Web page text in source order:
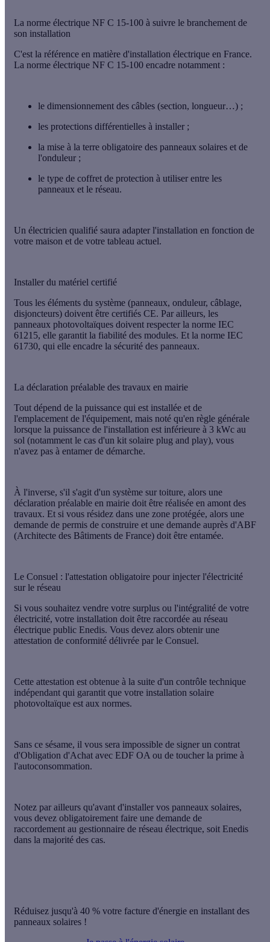
La norme électrique NF C 15-100 à suivre le branchement de
son installation
C'est la référence en matière d'installation électrique en France.
La norme électrique NF C 15-100 encadre notamment :
le dimensionnement des câbles (section, longueur…) ;
les protections différentielles à installer ;
la mise à la terre obligatoire des panneaux solaires et de
l'onduleur ;
le type de coffret de protection à utiliser entre les
panneaux et le réseau.
Un électricien qualifié saura adapter l'installation en fonction de
votre maison et de votre tableau actuel.
Installer du matériel certifié
Tous les éléments du système (panneaux, onduleur, câblage,
disjoncteurs) doivent être certifiés CE. Par ailleurs, les
panneaux photovoltaïques doivent respecter la norme IEC
61215, elle garantit la fiabilité des modules. Et la norme IEC
61730, qui elle encadre la sécurité des panneaux.
La déclaration préalable des travaux en mairie
Tout dépend de la puissance qui est installée et de
l'emplacement de l'équipement, mais noté qu'en règle générale
lorsque la puissance de l'installation est inférieure à 3 kWc au
sol (notamment le cas d'un kit solaire plug and play), vous
n'avez pas à entamer de démarche.
À l'inverse, s'il s'agit d'un système sur toiture, alors une
déclaration préalable en mairie doit être réalisée en amont des
travaux. Et si vous résidez dans une zone protégée, alors une
demande de permis de construire et une demande auprès d'ABF
(Architecte des Bâtiments de France) doit être entamée.
Le Consuel : l'attestation obligatoire pour injecter l'électricité
sur le réseau
Si vous souhaitez vendre votre surplus ou l'intégralité de votre
électricité, votre installation doit être raccordée au réseau
électrique public Enedis. Vous devez alors obtenir une
attestation de conformité délivrée par le Consuel.
Cette attestation est obtenue à la suite d'un contrôle technique
indépendant qui garantit que votre installation solaire
photovoltaïque est aux normes.
Sans ce sésame, il vous sera impossible de signer un contrat
d'Obligation d'Achat avec EDF OA ou de toucher la prime à
l'autoconsommation.
Notez par ailleurs qu'avant d'installer vos panneaux solaires,
vous devez obligatoirement faire une demande de
raccordement au gestionnaire de réseau électrique, soit Enedis
dans la majorité des cas.
Réduisez jusqu'à 40 % votre facture d'énergie en installant des
panneaux solaires !